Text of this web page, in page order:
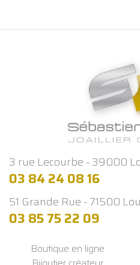
Boutique en ligne
3 rue Lecourbe - 39000
03 84 24 08 16
51 Grande Rue - 71500
03 85 75 22 09